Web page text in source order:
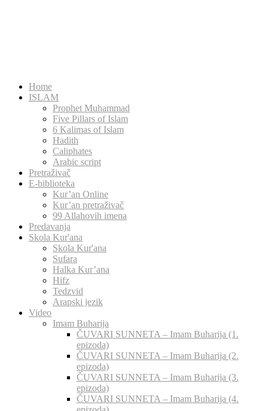
Home
ISLAM
Prophet Muhammad
Five Pillars of Islam
6 Kalimas of Islam
Hadith
Caliphates
Arabic script
Pretraživač
E-biblioteka
Kur’an Online
Kur’an pretraživač
99 Allahovih imena
Predavanja
Skola Kur'ana
Skola Kur'ana
Sufara
Halka Kur’ana
Hifz
Tedzvid
Arapski jezik
Video
Imam Buharija
ČUVARI SUNNETA – Imam Buharija (1.
epizoda)
ČUVARI SUNNETA – Imam Buharija (2.
epizoda)
ČUVARI SUNNETA – Imam Buharija (3.
epizoda)
ČUVARI SUNNETA – Imam Buharija (4.